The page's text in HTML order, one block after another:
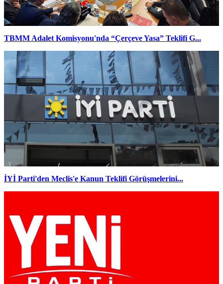
TBMM Adalet Komisyonu'nda “Çerçeve Yasa” Teklifi G...
İYİ Parti'den Meclis'e Kanun Teklifi Görüşmelerini...